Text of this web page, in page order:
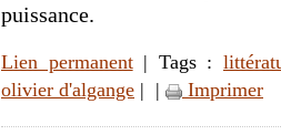
puissance.
Lien permanent| Tags :
olivier d'algange | | Imprimer